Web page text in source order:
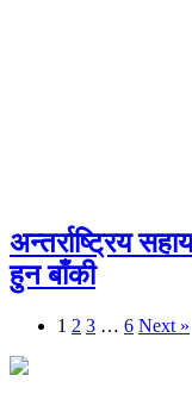
अन्तर्राष्ट्रिय
हुन बाँकी
1 2 3 … 6 Next »